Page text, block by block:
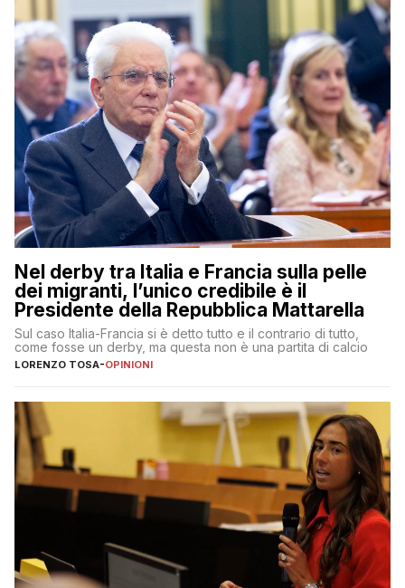
Nel derby tra Italia e Francia sulla pelle
dei migranti, l’unico credibile è il
Presidente della Repubblica Mattarella
Sul caso Italia-Francia si è detto tutto e il contrario di tutto,
come fosse un derby, ma questa non è una partita di calcio
LORENZO TOSA-OPINIONI